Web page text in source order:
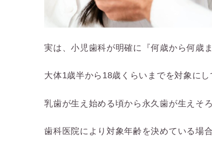
実は、小児歯科が明確に『何歳から何歳
大体1歳半から18歳くらいまでを対象に
乳歯が生え始める頃から永久歯が生えそ
歯科医院により対象年齢を決めている場